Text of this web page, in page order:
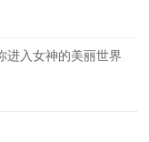
进入女神的美丽世界